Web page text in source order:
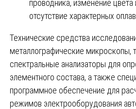
проводника, изменение цвета
отсутствие характерных
Технические средства
металлографические микроскопы,
спектральные анализаторы для
элементного состава, а также
программное обеспечение для
режимов электрооборудования